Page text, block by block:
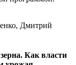
Дмитрий
Как власти